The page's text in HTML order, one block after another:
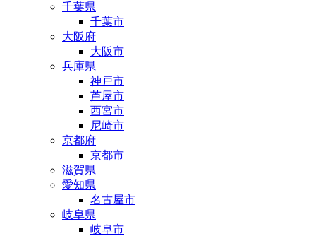
千葉県
千葉市
大阪府
大阪市
兵庫県
神戸市
芦屋市
西宮市
尼崎市
京都府
京都市
滋賀県
愛知県
名古屋市
岐阜県
岐阜市